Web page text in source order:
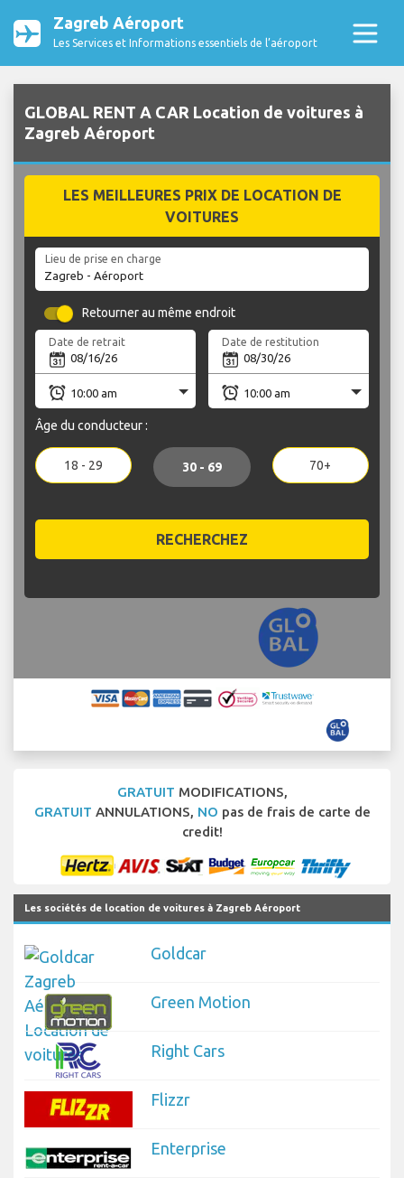
Zagreb Aéroport
Les Services et Informations essentiels de l’aéroport
GLOBAL RENT A CAR Location de voitures à
Zagreb Aéroport
LES MEILLEURES PRIX DE LOCATION DE
VOITURES
Lieu de prise en charge
Retourner au même endroit
Date de retrait Date de restitution
Âge du conducteur :
18 - 29 30 - 69 70+
RECHERCHEZ
GRATUIT MODIFICATIONS,
GRATUIT ANNULATIONS, NO pas de frais de carte de
credit!
Les sociétés de location de voitures à Zagreb Aéroport
Goldcar
Green Motion
Right Cars
Flizzr
Enterprise